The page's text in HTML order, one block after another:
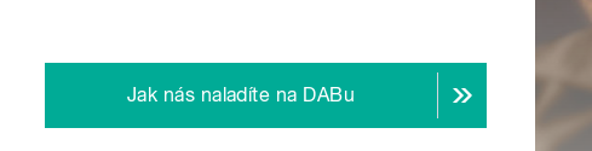
Jak nás naladíte na DABu